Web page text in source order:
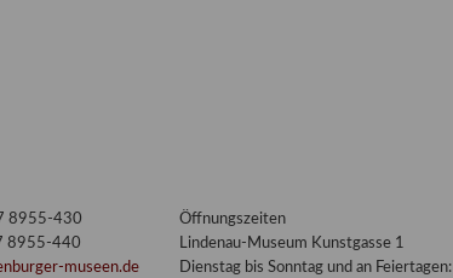
8955-430
8955-440
museen.de
Öffnungszeiten
Lindenau-Museum Kunstgasse 1
Dienstag bis Sonntag und an Feiertagen: